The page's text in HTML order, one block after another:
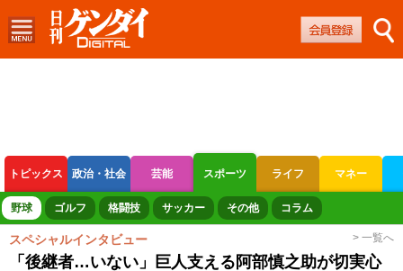
トピックス 政治・社会 芸能 スポーツ ライフ マネー
ボートレース 競輪 オートレース
野球 ゴルフ 格闘技 サッカー その他 コラム
スペシャルインタビュー > 一覧へ
「後継者…いない」巨人支える阿部慎之助が切実心